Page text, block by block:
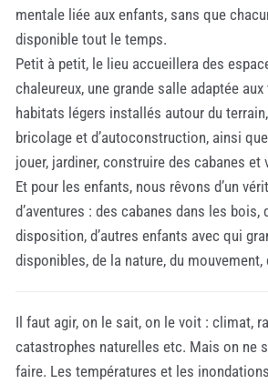
mentale liée aux enfants, sans que
disponible tout le temps.
Petit à petit, le lieu accueillera des
chaleureux, une grande salle adaptée
habitats légers installés autour du
bricolage et d’autoconstruction, ainsi
jouer, jardiner, construire des cabanes et
Et pour les enfants, nous rêvons d’un
d’aventures : des cabanes dans les bois,
disposition, d’autres enfants avec qui
disponibles, de la nature, du
Il faut agir, on le sait, on le voit : climat,
catastrophes naturelles etc. Mais on ne
faire. Les températures et les